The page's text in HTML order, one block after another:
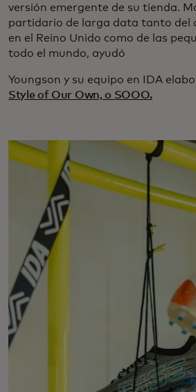
versión emergente de su tienda.
partidario de larga data tanto del
en el Reino Unido como de las
todo el mundo, ayudó
Youngson y su equipo en IDA
Style of Our Own, o SOOO.